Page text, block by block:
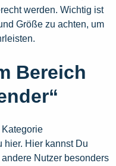
werden. Wichtig ist
Größe zu achten, um
Bereich
Kategorie
hier. Hier kannst Du
Nutzer besonders